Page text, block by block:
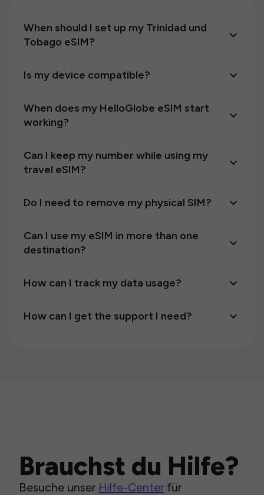
When should I set up my Trinidad und
Tobago eSIM?
Is my device compatible?
When does my HelloGlobe eSIM start
working?
Can I keep my number while using my
travel eSIM?
Do I need to remove my physical SIM?
Can I use my eSIM in more than one
destination?
How can I track my data usage?
How can I get the support I need?
Brauchst du Hilfe?
Besuche unser Hilfe-Center für